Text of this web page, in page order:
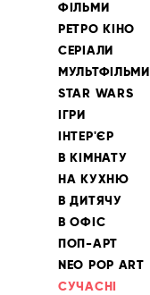
ФІЛЬМИ
РЕТРО КІНО
СЕРІАЛИ
МУЛЬТФІЛЬМИ
STAR WARS
ІГРИ
ІНТЕР'ЄР
В КІМНАТУ
НА КУХНЮ
В ДИТЯЧУ
В ОФІС
ПОП-АРТ
NEO POP ART
СУЧАСНІ